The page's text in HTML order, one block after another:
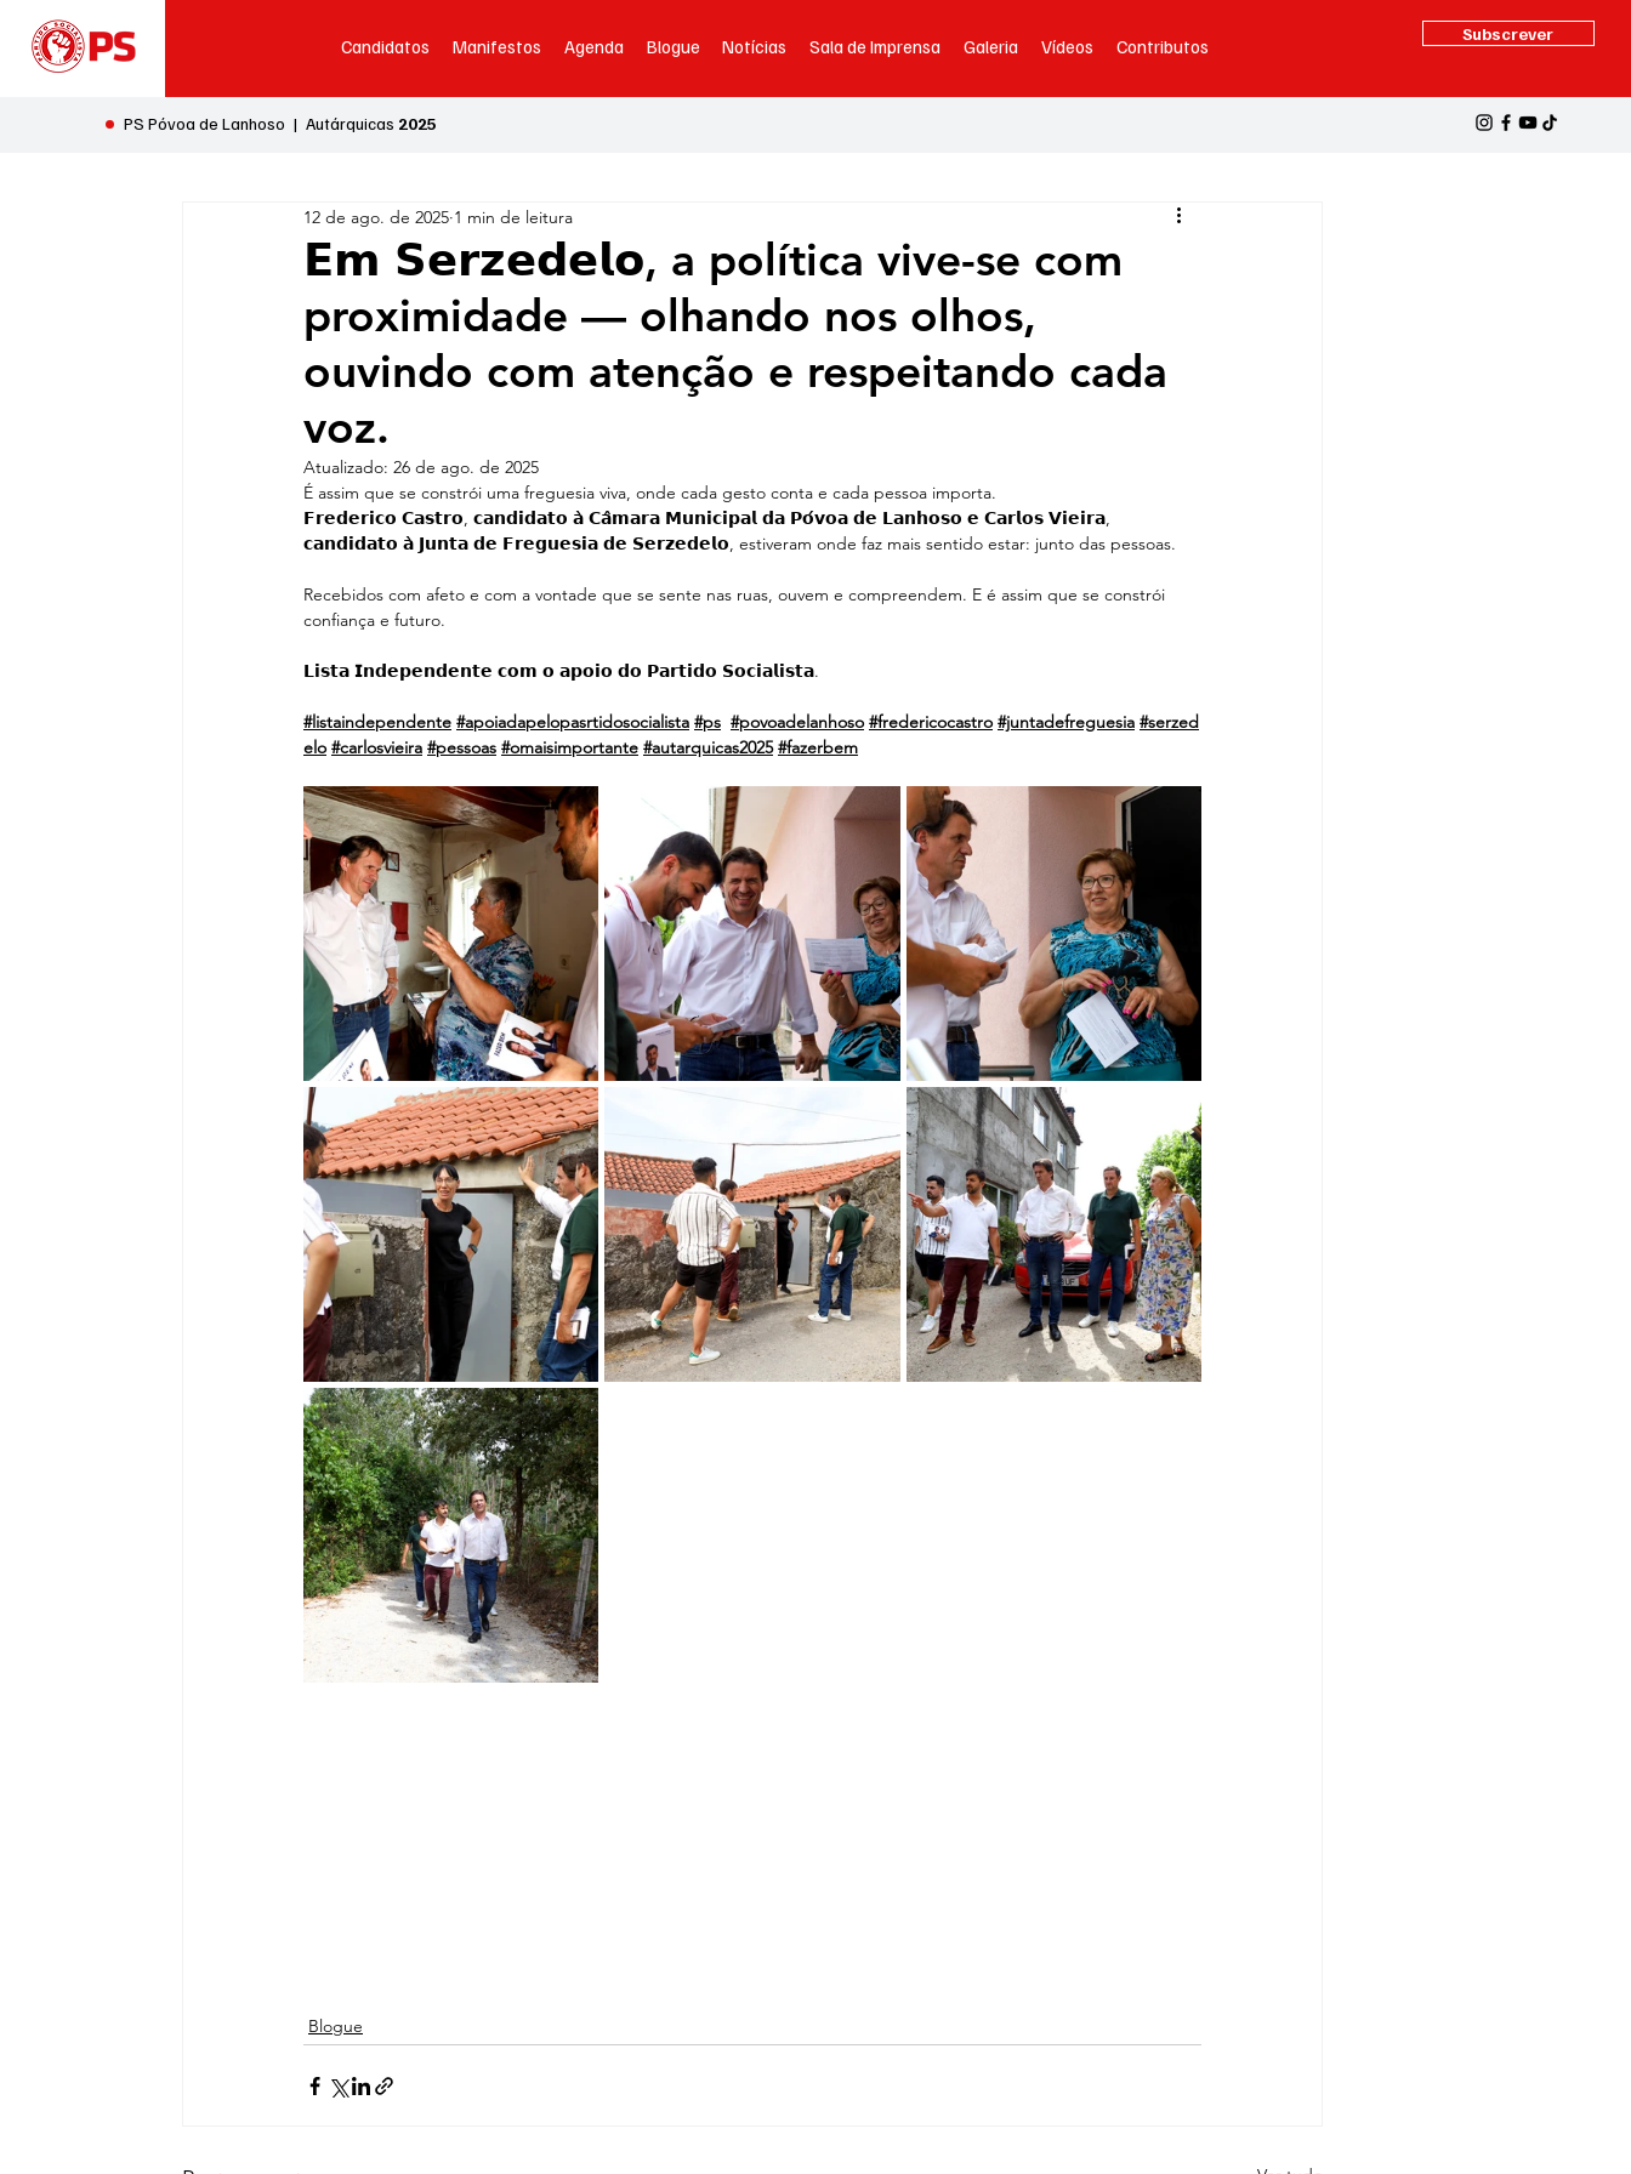
Candidatos Manifestos Agenda Blogue Notícias Sala de Imprensa Galeria Vídeos Contributos
Subscrever
• PS Póvoa de Lanhoso | Autárquicas 2025
𝗘𝗺 𝗦𝗲𝗿𝘇𝗲𝗱𝗲𝗹𝗼, a política vive-se com
proximidade — olhando nos olhos,
ouvindo com atenção e respeitando cada
voz.
12 de ago. de 2025 1 min de leitura
Atualizado: 26 de ago. de 2025
É assim que se constrói uma freguesia viva, onde cada gesto conta e cada pessoa importa.
𝗙𝗿𝗲𝗱𝗲𝗿𝗶𝗰𝗼 𝗖𝗮𝘀𝘁𝗿𝗼, 𝗰𝗮𝗻𝗱𝗶𝗱𝗮𝘁𝗼 𝗮̀ 𝗖𝗮̂𝗺𝗮𝗿𝗮 𝗠𝘂𝗻𝗶𝗰𝗶𝗽𝗮𝗹 𝗱𝗮 𝗣𝗼́𝘃𝗼𝗮 𝗱𝗲 𝗟𝗮𝗻𝗵𝗼𝘀𝗼 𝗲 𝗖𝗮𝗿𝗹𝗼𝘀 𝗩𝗶𝗲𝗶𝗿𝗮,
𝗰𝗮𝗻𝗱𝗶𝗱𝗮𝘁𝗼 𝗮̀ 𝗝𝘂𝗻𝘁𝗮 𝗱𝗲 𝗙𝗿𝗲𝗴𝘂𝗲𝘀𝗶𝗮 𝗱𝗲 𝗦𝗲𝗿𝘇𝗲𝗱𝗲𝗹𝗼, estiveram onde faz mais sentido estar: junto das pessoas.
Recebidos com afeto e com a vontade que se sente nas ruas, ouvem e compreendem. E é assim que se constrói
confiança e futuro.
𝗟𝗶𝘀𝘁𝗮 𝗜𝗻𝗱𝗲𝗽𝗲𝗻𝗱𝗲𝗻𝘁𝗲 𝗰𝗼𝗺 𝗼 𝗮𝗽𝗼𝗶𝗼 𝗱𝗼 𝗣𝗮𝗿𝘁𝗶𝗱𝗼 𝗦𝗼𝗰𝗶𝗮𝗹𝗶𝘀𝘁𝗮.
#listaindependente #apoiadapelopasrtidosocialista #ps #povoadelanhoso #fredericocastro #juntadefreguesia #serzed
elo #carlosvieira #pessoas #omaisimportante #autarquicas2025 #fazerbem
Blogue